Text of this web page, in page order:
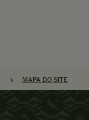
MAPA DO SITE